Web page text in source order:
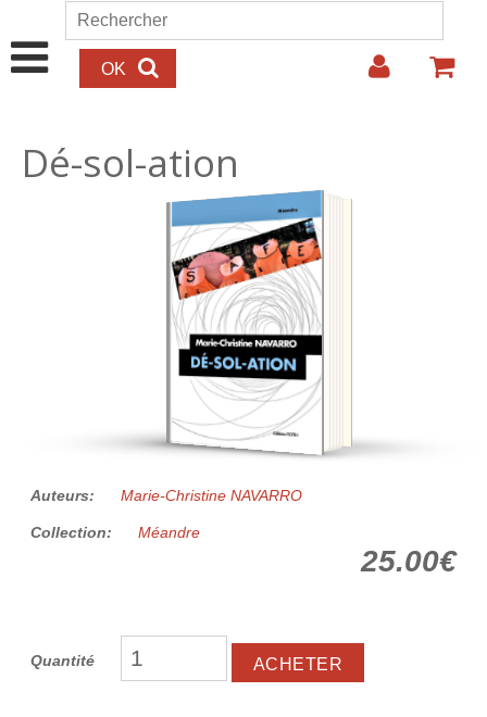
Aller au contenu principal
Formulaire de recherche
Rechercher
Dé-sol-ation
25.00€
Auteurs: Marie-Christine NAVARRO
Collection: Méandre
25.00€
Quantité